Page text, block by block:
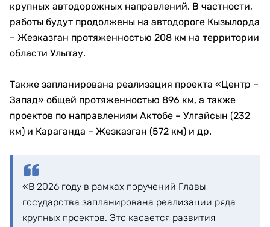
крупных автодорожных направлений. В частности,
работы будут продолжены на автодороге Кызылорда
– Жезказган протяженностью 208 км на территории
области Улытау.
Также запланирована реализация проекта «Центр –
Запад» общей протяженностью 896 км, а также
проектов по направлениям Актобе – Улгайсын (232
км) и Караганда – Жезказган (572 км) и др.
«В 2026 году в рамках поручений Главы
государства запланирована реализации ряда
крупных проектов. Это касается развития